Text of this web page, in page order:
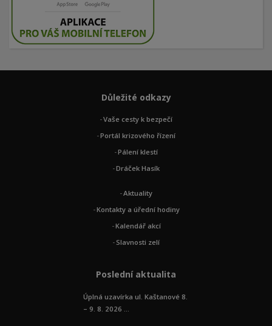
Důležité odkazy
Vaše cesty k bezpečí
Portál krizového řízení
Pálení klestí
Dráček Hasík
Aktuality
Kontakty a úřední hodiny
Kalendář akcí
Slavnosti zelí
Poslední aktualita
Úplná uzavírka ul. Kaštanové 8.
– 9. 8. 2026 ...